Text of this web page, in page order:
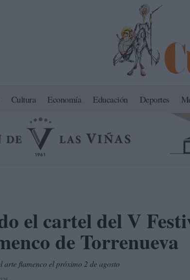
Cultura Economía Educación Deportes
el cartel del V
de Torrenueva
arte flamenco el próximo 2 de agosto